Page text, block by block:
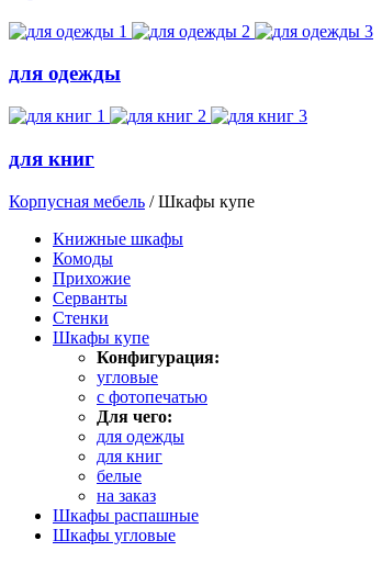
для одежды
для книг
Корпусная мебель /Шкафы купе
Книжные шкафы
Комоды
Прихожие
Серванты
Стенки
Шкафы купе
Конфигурация:
угловые
с фотопечатью
Для чего:
для одежды
для книг
белые
на заказ
Шкафы распашные
Шкафы угловые